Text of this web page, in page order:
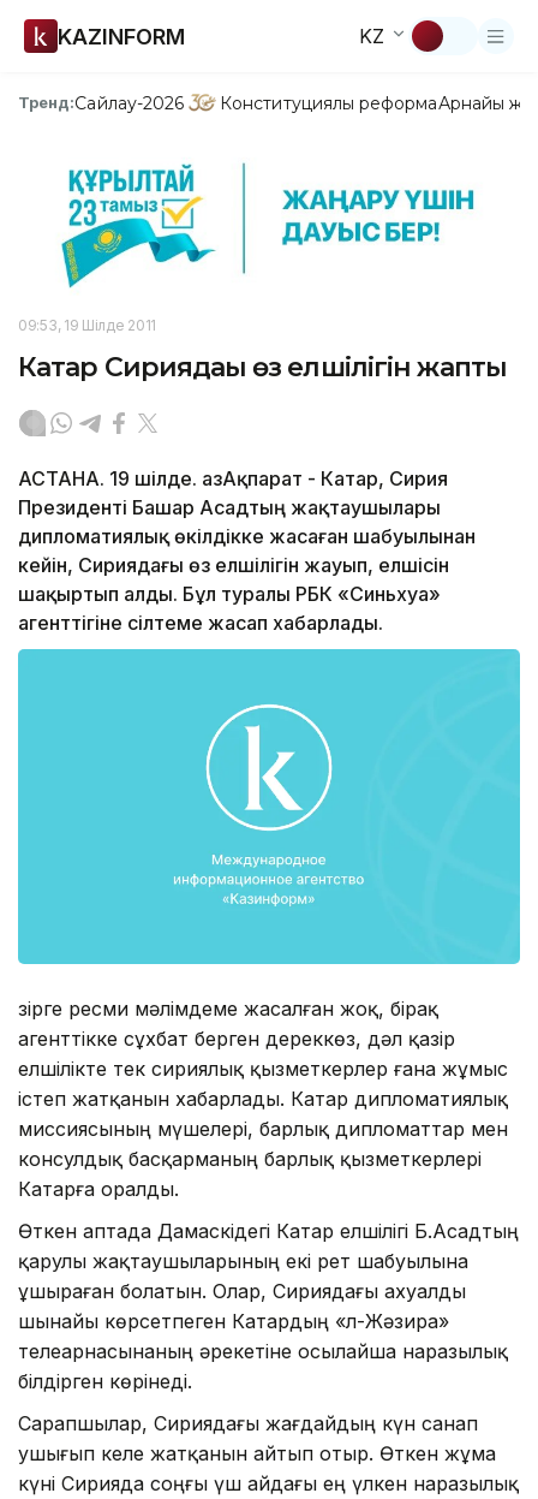
KAZINFORM KZ
Тренд:Сайлау-2026 Конституциялық реформаАрнайы
09:53, 19 Шілде 2011
Катар Сириядағы өз елшілігін жапты
АСТАНА. 19 шілде. ҚазАқпарат - Катар, Сирия
Президенті Башар Асадтың жақтаушылары
дипломатиялық өкілдікке жасаған шабуылынан
кейін, Сириядағы өз елшілігін жауып, елшісін
шақыртып алды. Бұл туралы РБК «Синьхуа»
агенттігіне сілтеме жасап хабарлады.
Әзірге ресми мәлімдеме жасалған жоқ, бірақ
агенттікке сұхбат берген дереккөз, дәл қазір
елшілікте тек сириялық қызметкерлер ғана жұмыс
істеп жатқанын хабарлады. Катар дипломатиялық
миссиясының мүшелері, барлық дипломаттар мен
консулдық басқарманың барлық қызметкерлері
Катарға оралды.
Өткен аптада Дамаскідегі Катар елшілігі Б.Асадтың
қарулы жақтаушыларының екі рет шабуылына
ұшыраған болатын. Олар, Сириядағы ахуалды
шынайы көрсетпеген Катардың «Әл-Жәзира»
телеарнасынаның әрекетіне осылайша наразылық
білдірген көрінеді.
Сарапшылар, Сириядағы жағдайдың күн санап
ушығып келе жатқанын айтып отыр. Өткен жұма
күні Сирияда соңғы үш айдағы ең үлкен наразылық